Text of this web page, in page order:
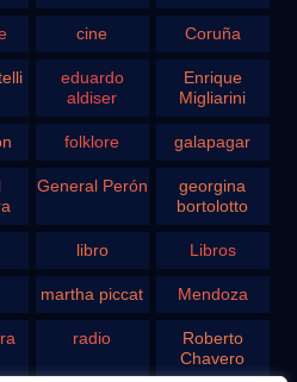
cine Coruña
eduardo
aldiser
Enrique
Migliarini
folklore galapagar
General Perón
georgina
bortolotto
libro Libros
martha piccat Mendoza
radio
Roberto
Chavero